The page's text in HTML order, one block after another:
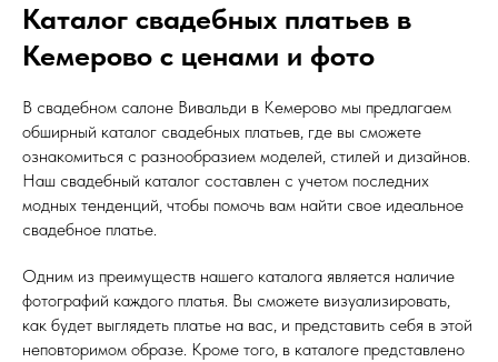
Каталог свадебных платьев в
Кемерово с ценами и фото
В свадебном салоне Вивальди в Кемерово мы предлагаем
обширный каталог свадебных платьев, где вы сможете
ознакомиться с разнообразием моделей, стилей и дизайнов.
Наш свадебный каталог составлен с учетом последних
модных тенденций, чтобы помочь вам найти свое идеальное
свадебное платье.
Одним из преимуществ нашего каталога является наличие
фотографий каждого платья. Вы сможете визуализировать,
как будет выглядеть платье на вас, и представить себя в этой
неповторимом образе. Кроме того, в каталоге представлено